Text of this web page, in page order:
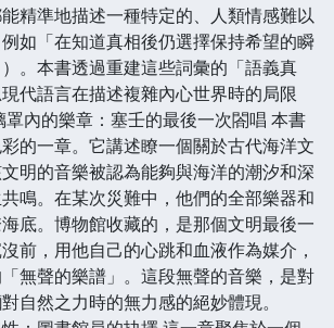
精準地描述一種特定的、人類情感難以
如「在知道真相後仍選擇保持希望的瞬
。本書透過重建這些詞彙的「語義真
代語言在描述複雜內心世界時的局限
罩內的樂章：塞壬的最後一次閤唱 本書
的一章。它講述瞭一個關於古代海洋文
明的音樂被認為能夠與海洋的潮汐和深
鳴。在某次災難中，他們的全部樂器和
底。博物館收藏的，是那個文明最後一
前，用他自己的心跳和血液作為媒介，
無聲的樂譜」。這段無聲的音樂，是對
自然之力時的無力感的絕妙體現。